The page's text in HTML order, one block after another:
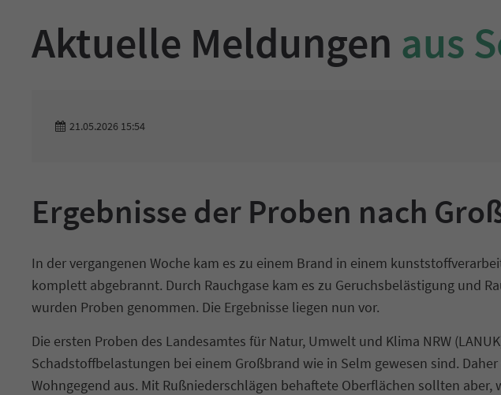
Aktuelle Meldungen aus
21.05.2026 15:54
Ergebnisse der Proben nach
In der vergangenen Woche kam es zu einem Brand in einem
komplett abgebrannt. Durch Rauchgase kam es zu Geruchsbelästigung und
wurden Proben genommen. Die Ergebnisse liegen nun vor.
Die ersten Proben des Landesamtes für Natur, Umwelt und Klima NRW
Schadstoffbelastungen bei einem Großbrand wie in Selm gewesen sind.
Wohngegend aus. Mit Rußniederschlägen behaftete Oberflächen sollten